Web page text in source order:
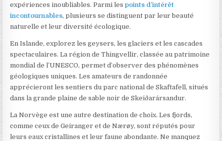
expériences inoubliables. Parmi lespoints d’intérêt
incontournables, plusieurs se distinguent par leur beauté
naturelle et leur diversité écologique.
En Islande, explorez les geysers, les glaciers et les cascades
spectaculaires. La région de Thingvellir, classée au patrimoine
mondial de l’UNESCO, permet d’observer des phénomènes
géologiques uniques. Les amateurs de randonnée
apprécieront les sentiers du parc national de Skaftafell, situés
dans la grande plaine de sable noir de Skeiðarársandur.
La Norvège est une autre destination de choix. Les fjords,
comme ceux de Geiranger et de Nærøy, sont réputés pour
leurs eaux cristallines et leur faune abondante. Ne manquez